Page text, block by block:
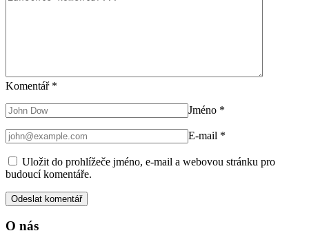
Komentář *
Jméno *
E-mail *
Uložit do prohlížeče jméno, e-mail a webovou stránku pro
budoucí komentáře.
O nás